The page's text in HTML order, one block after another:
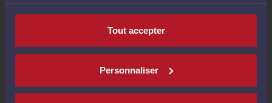
nécessaires au fonctionnement du site.
Tout accepter
Personnaliser
Droit pénal
Droit rural